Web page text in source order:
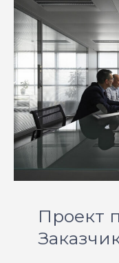
Проект